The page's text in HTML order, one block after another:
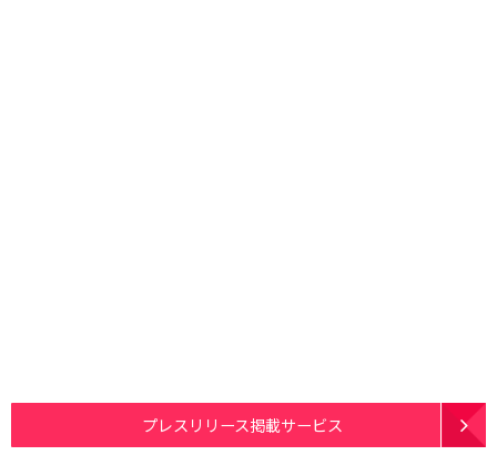
プレスリリース掲載サービス